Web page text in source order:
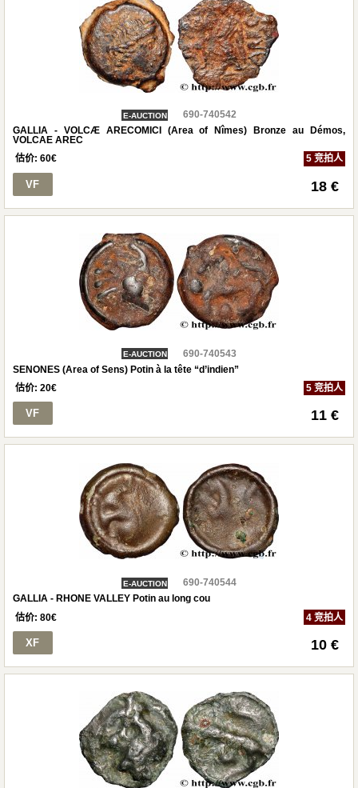
E-AUCTION
690-740542
GALLIA - VOLCÆ ARECOMICI (Area of Nîmes) Bronze au Démos,
VOLCAE AREC
估价: 60€ 5 竞拍人
VF 18 €
E-AUCTION
690-740543
SENONES (Area of Sens) Potin à la tête “d’indien”
估价: 20€ 5 竞拍人
VF 11 €
E-AUCTION
690-740544
GALLIA - RHONE VALLEY Potin au long cou
估价: 80€ 4 竞拍人
XF 10 €